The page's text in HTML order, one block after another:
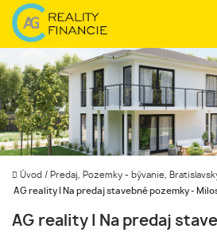
Úvod / Predaj, Pozemky - bývanie,
AG reality I Na predaj stavebné pozemky -
AG reality I Na predaj